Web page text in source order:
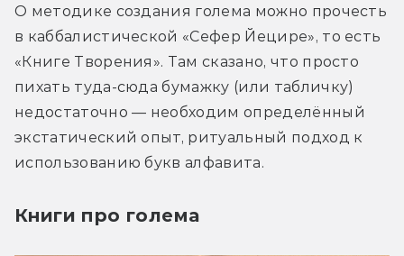
О методике создания голема можно прочесть
в каббалистической «Сефер Йецире», то есть
«Книге Творения». Там сказано, что просто
пихать туда-сюда бумажку (или табличку)
недостаточно — необходим определённый
экстатический опыт, ритуальный подход к
использованию букв алфавита.
Книги про голема